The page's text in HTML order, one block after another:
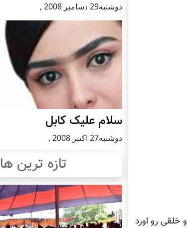
خلقی رو اورد
دوشنبه29 دسامبر 2008 ,
سلام علیک کابل
دوشنبه27 اكتبر 2008 ,
تازه ترین ها